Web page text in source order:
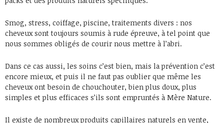
Smog, stress, coiffage, piscine, traitements divers : nos
cheveux sont toujours soumis à rude épreuve, à tel point que
nous sommes obligés de courir nous mettre à l’abri.
Dans ce cas aussi, les soins c’est bien, mais la prévention c’est
encore mieux, et puis il ne faut pas oublier que même les
cheveux ont besoin de chouchouter, bien plus doux, plus
simples et plus efficaces s’ils sont empruntés à Mère Nature.
Il existe de nombreux produits capillaires naturels en vente,